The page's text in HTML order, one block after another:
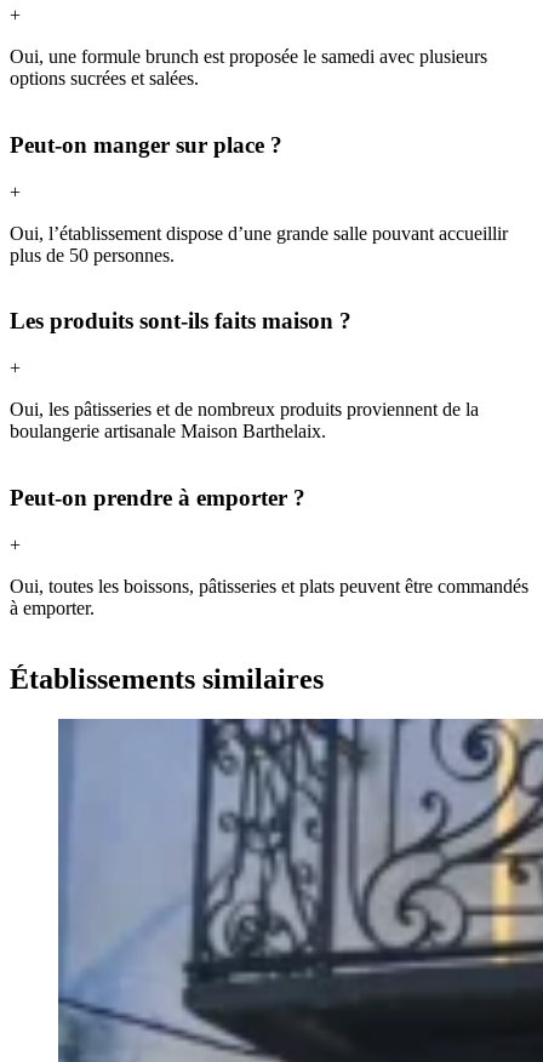
+
Oui, une formule brunch est proposée le samedi avec plusieurs
options sucrées et salées.
Peut-on manger sur place ?
+
Oui, l’établissement dispose d’une grande salle pouvant accueillir
plus de 50 personnes.
Les produits sont-ils faits maison ?
+
Oui, les pâtisseries et de nombreux produits proviennent de la
boulangerie artisanale Maison Barthelaix.
Peut-on prendre à emporter ?
+
Oui, toutes les boissons, pâtisseries et plats peuvent être commandés
à emporter.
Établissements similaires